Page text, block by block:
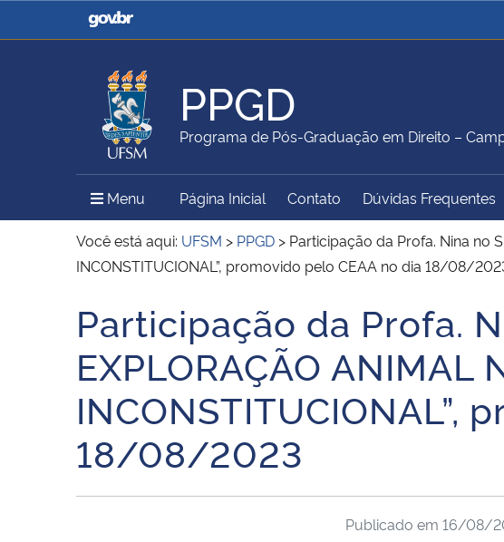
Casa Civil
Ministério da Justiça e
Ministério
Ministério da Agricultura,
Pecuária e Abastecimento
Ministério da Educação
Ministério do Meio Ambiente Ministério do Turismo
Ministério do
Secretaria de Governo
Gabinete de Segurança
Institucional
Advocacia-
PPGD
Programa de Pós-Graduação em Direito –
Menu Menu Principal do Sítio
Página Inicial Contato Dúvidas Frequentes
Você está aqui: UFSM > PPGD > Participação da Profa. Nina no
INCONSTITUCIONAL”, promovido pelo CEAA no dia 18/08/
Início do conteúdo
Participação da Profa.
EXPLORAÇÃO ANIMAL
INCONSTITUCIONAL”,
18/08/2023
Publicado em 16/08/